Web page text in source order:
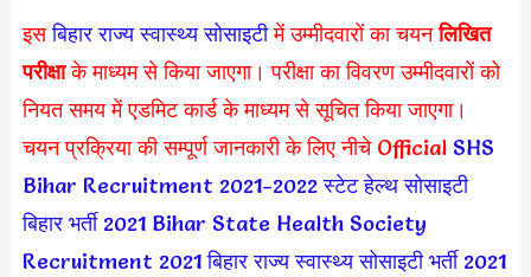
इसबिहार राज्य स्वास्थ्य सोसाइटीमें उम्मीदवारों का चयनलिखित
परीक्षाके माध्यम से किया जाएगा। परीक्षा का विवरण उम्मीदवारों को
नियत समय में एडमिट कार्ड के माध्यम से सूचित किया जाएगा।
चयन प्रक्रिया की सम्पूर्ण जानकारी के लिए नीचे Official SHS
Bihar Recruitment 2021-2022स्टेट हेल्थ सोसाइटी
बिहार भर्ती 2021 Bihar State Health Society
Recruitment 2021 बिहार राज्य स्वास्थ्य सोसाइटी भर्ती 2021